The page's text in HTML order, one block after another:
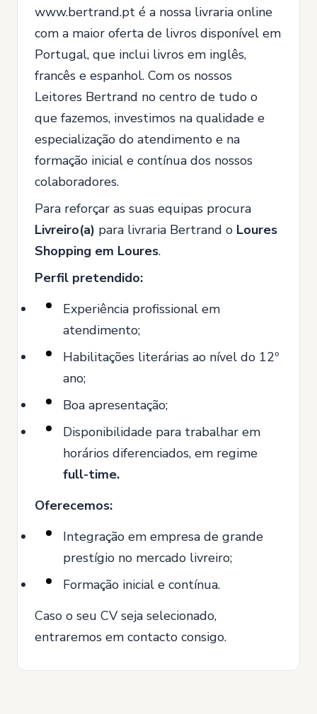
www.bertrand.pt é a nossa livraria online
com a maior oferta de livros disponível em
Portugal, que inclui livros em inglês,
francês e espanhol. Com os nossos
Leitores Bertrand no centro de tudo o
que fazemos, investimos na qualidade e
especialização do atendimento e na
formação inicial e contínua dos nossos
colaboradores.
Para reforçar as suas equipas procura
Livreiro(a) para livraria Bertrand o Loures
Shopping em Loures.
Perfil pretendido:
Experiência profissional em
atendimento;
Habilitações literárias ao nível do 12º
ano;
Boa apresentação;
Disponibilidade para trabalhar em
horários diferenciados, em regime
full-time.
Oferecemos:
Integração em empresa de grande
prestígio no mercado livreiro;
Formação inicial e contínua.
Caso o seu CV seja selecionado,
entraremos em contacto consigo.